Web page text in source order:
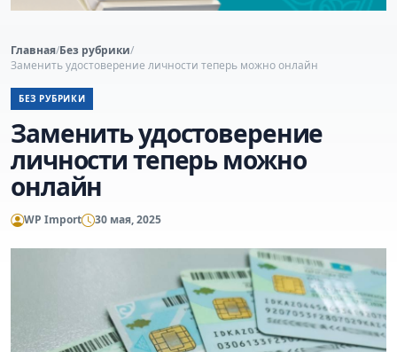
Главная/Без рубрики/
Заменить удостоверение личности теперь можно онлайн
БЕЗ РУБРИКИ
Заменить удостоверение
личности теперь можно
онлайн
WP Import 30 мая, 2025